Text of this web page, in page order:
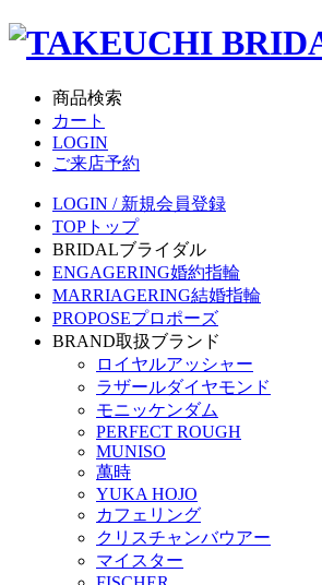
商品検索
カート
LOGIN
ご来店予約
LOGIN / 新規会員登録
TOP トップ
BRIDALブライダル
ENGAGERING婚約指輪
MARRIAGERING結婚指輪
PROPOSEプロポーズ
BRAND取扱ブランド
ロイヤルアッシャー
ラザールダイヤモンド
モニッケンダム
PERFECT ROUGH
MUNISO
萬時
YUKA HOJO
カフェリング
クリスチャンバウアー
マイスター